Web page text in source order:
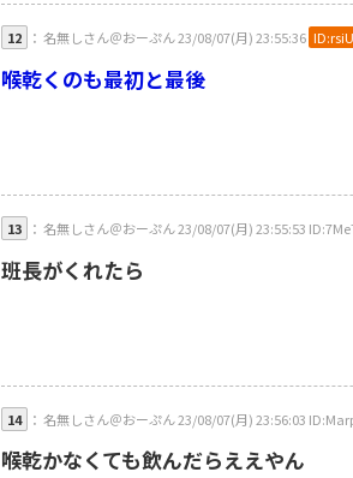
12 ： 名無しさん＠おーぷん 23/08/07(月) 23:55:36 ID:rsiU
喉乾くのも最初と最後
13 ： 名無しさん＠おーぷん 23/08/07(月) 23:55:53
班長がくれたら
14 ： 名無しさん＠おーぷん 23/08/07(月) 23:56:03
喉乾かなくても飲んだらええやん